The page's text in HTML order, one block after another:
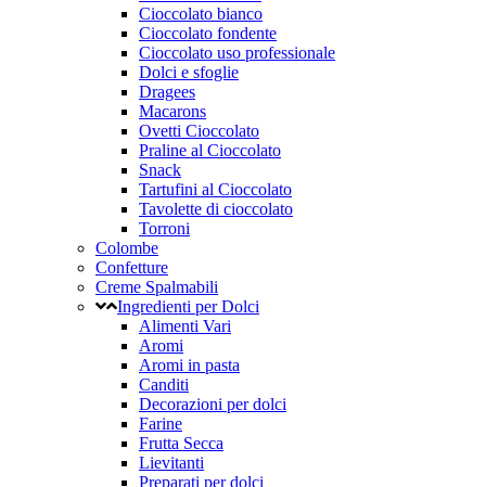
Cioccolato bianco
Cioccolato fondente
Cioccolato uso professionale
Dolci e sfoglie
Dragees
Macarons
Ovetti Cioccolato
Praline al Cioccolato
Snack
Tartufini al Cioccolato
Tavolette di cioccolato
Torroni
Colombe
Confetture
Creme Spalmabili
Ingredienti per Dolci
Alimenti Vari
Aromi
Aromi in pasta
Canditi
Decorazioni per dolci
Farine
Frutta Secca
Lievitanti
Preparati per dolci